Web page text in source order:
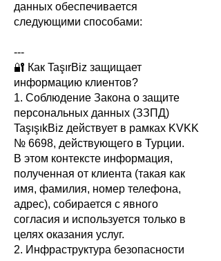
данных обеспечивается
следующими способами:
---
🔐 Как TaşırBiz защищает
информацию клиентов?
1. Соблюдение Закона о защите
персональных данных (ЗЗПД)
TaşışıkBiz действует в рамках KVKK
№ 6698, действующего в Турции.
В этом контексте информация,
полученная от клиента (такая как
имя, фамилия, номер телефона,
адрес), собирается с явного
согласия и используется только в
целях оказания услуг.
2. Инфраструктура безопасности